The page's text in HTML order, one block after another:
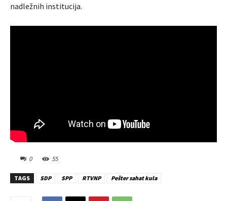
nadležnih institucija.
0 55
TAGS SDP SPP RTVNP Pešter sahat kula